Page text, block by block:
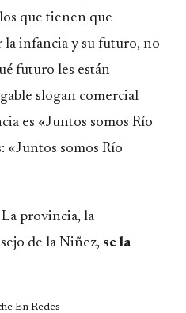
que tienen que
la infancia y su futuro, no
futuro les están
slogan comercial
es «Juntos somos Río
«Juntos somos Río
provincia, la
de la Niñez, se la
En Redes